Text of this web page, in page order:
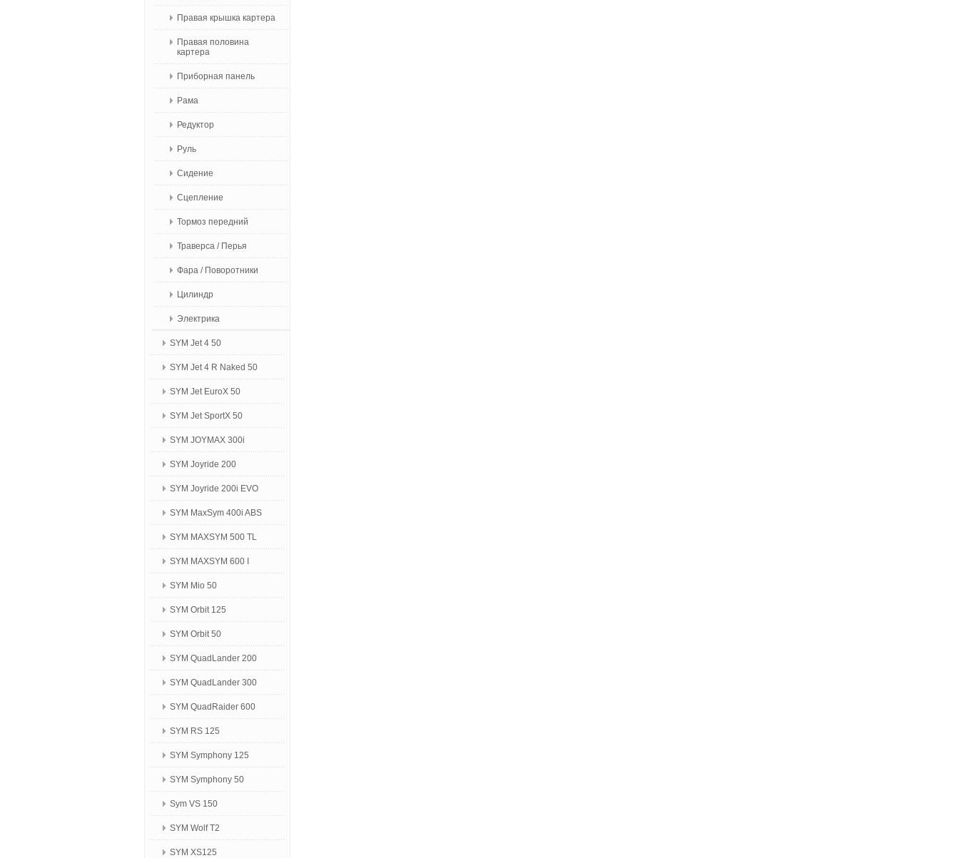
Правая крышка картера
Правая половина
картера
Приборная панель
Рама
Редуктор
Руль
Сидение
Сцепление
Тормоз передний
Траверса / Перья
Фара / Поворотники
Цилиндр
Электрика
SYM Jet 4 50
SYM Jet 4 R Naked 50
SYM Jet EuroX 50
SYM Jet SportX 50
SYM JOYMAX 300i
SYM Joyride 200
SYM Joyride 200i EVO
SYM MaxSym 400i ABS
SYM MAXSYM 500 TL
SYM MAXSYM 600 I
SYM Mio 50
SYM Orbit 125
SYM Orbit 50
SYM QuadLander 200
SYM QuadLander 300
SYM QuadRaider 600
SYM RS 125
SYM Symphony 125
SYM Symphony 50
Sym VS 150
SYM Wolf T2
SYM XS125